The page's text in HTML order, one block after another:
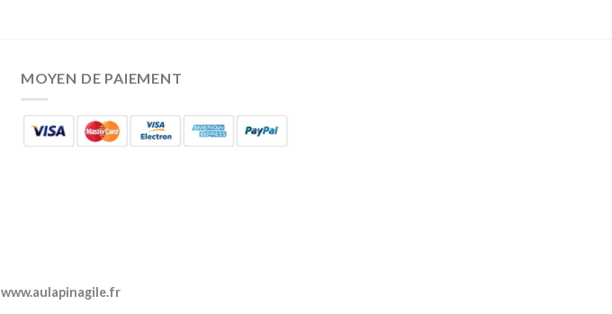
MOYEN DE PAIEMENT
www.aulapinagile.fr